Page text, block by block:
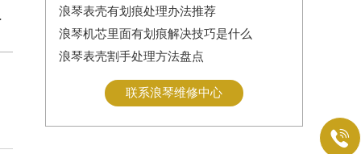
浪琴表壳有划痕处理办法推荐
浪琴机芯里面有划痕解决技巧是什么
浪琴表壳割手处理方法盘点
联系浪琴维修中心
